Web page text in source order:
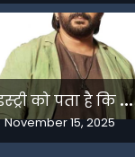
इ
ंडस्ट्री को पता है कि मैं कहीं नहीं जाने वाला-अरशद वारसी
Posted
on
November 15, 2025